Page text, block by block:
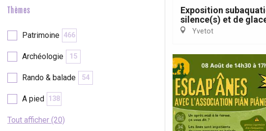
Thèmes
Patrimoine 466
Archéologie 15
Rando & balade 54
A pied 138
Tout afficher (20)
Exposition
silence(s) et de
Yvetot